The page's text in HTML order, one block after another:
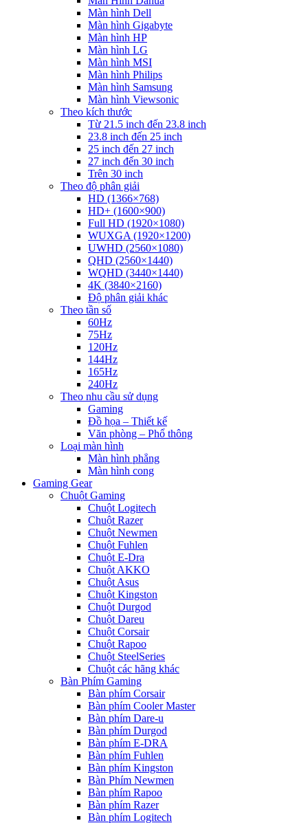
Màn hình Dell
Màn hình Gigabyte
Màn hình HP
Màn hình LG
Màn hình MSI
Màn hình Philips
Màn hình Samsung
Màn hình Viewsonic
Theo kích thước
Từ 21.5 inch đến 23.8 inch
23.8 inch đến 25 inch
25 inch đến 27 inch
27 inch đến 30 inch
Trên 30 inch
Theo độ phân giải
HD (1366×768)
HD+ (1600×900)
Full HD (1920×1080)
WUXGA (1920×1200)
UWHD (2560×1080)
QHD (2560×1440)
WQHD (3440×1440)
4K (3840×2160)
Độ phân giải khác
Theo tần số
60Hz
75Hz
120Hz
144Hz
165Hz
240Hz
Theo nhu cầu sử dụng
Gaming
Đồ họa – Thiết kế
Văn phòng – Phổ thông
Loại màn hình
Màn hình phẳng
Màn hình cong
Gaming Gear
Chuột Gaming
Chuột Logitech
Chuột Razer
Chuột Newmen
Chuột Fuhlen
Chuột E-Dra
Chuột AKKO
Chuột Asus
Chuột Kingston
Chuột Durgod
Chuột Dareu
Chuột Corsair
Chuột Rapoo
Chuột SteelSeries
Chuột các hãng khác
Bàn Phím Gaming
Bàn phím Corsair
Bàn phím Cooler Master
Bàn phím Dare-u
Bàn phím Durgod
Bàn phím E-DRA
Bàn phím Fuhlen
Bàn phím Kingston
Bàn Phím Newmen
Bàn phím Rapoo
Bàn phím Razer
Bàn phím Logitech